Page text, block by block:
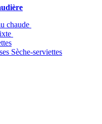
chaude
Sèche-serviettes